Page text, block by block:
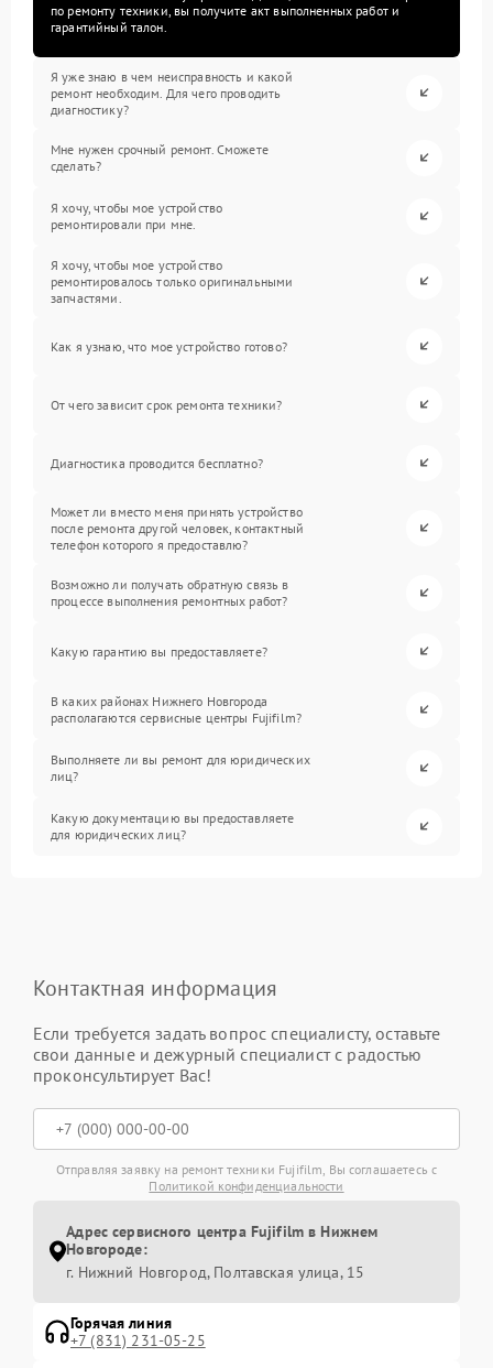
по ремонту техники, вы получите акт выполненных работ и
гарантийный талон.
Я уже знаю в чем неисправность и какой
ремонт необходим. Для чего проводить
диагностику?
Мне нужен срочный ремонт. Сможете
сделать?
Я хочу, чтобы мое устройство
ремонтировали при мне.
Я хочу, чтобы мое устройство
ремонтировалось только оригинальными
запчастями.
Как я узнаю, что мое устройство готово?
От чего зависит срок ремонта техники?
Диагностика проводится бесплатно?
Может ли вместо меня принять устройство
после ремонта другой человек, контактный
телефон которого я предоставлю?
Возможно ли получать обратную связь в
процессе выполнения ремонтных работ?
Какую гарантию вы предоставляете?
В каких районах Нижнего Новгорода
располагаются сервисные центры Fujifilm?
Выполняете ли вы ремонт для юридических
лиц?
Какую документацию вы предоставляете
для юридических лиц?
Контактная информация
Если требуется задать вопрос специалисту, оставьте
свои данные и дежурный специалист с радостью
проконсультирует Вас!
Отправляя заявку на ремонт техники Fujifilm, Вы соглашаетесь с
Политикой конфиденциальности
Адрес сервисного центра Fujifilm в Нижнем
Новгороде:
г. Нижний Новгород, Полтавская улица, 15
Горячая линия
+7 (831) 231-05-25